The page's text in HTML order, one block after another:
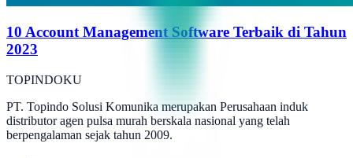
10 Account Management Software Terbaik di Tahun
2023
TOPINDOKU
PT. Topindo Solusi Komunika merupakan Perusahaan induk
distributor agen pulsa murah berskala nasional yang telah
berpengalaman sejak tahun 2009.